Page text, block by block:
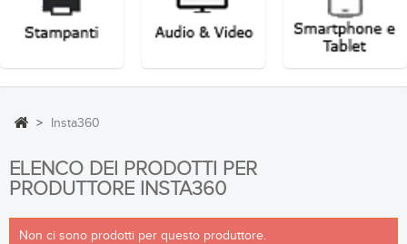
> Insta360
ELENCO DEI PRODOTTI PER
PRODUTTORE INSTA360
Non ci sono prodotti per questo produttore.